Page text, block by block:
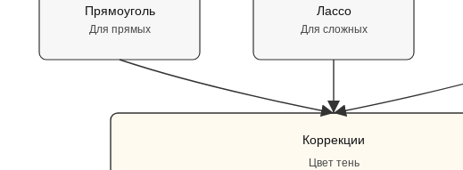
Прямоуголь
Для прямых
Лассо
Для сложных
Коррекции
Цвет тень